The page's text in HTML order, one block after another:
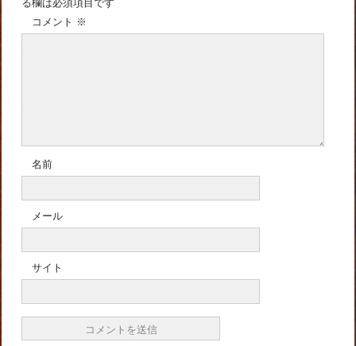
る欄は必須項目です
コメント ※
名前
メール
サイト